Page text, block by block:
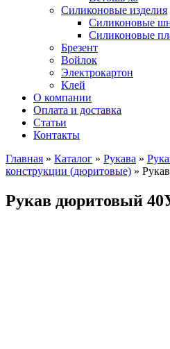
Силиконовые изделия
Силиконовые
Силиконовые
Брезент
Войлок
Электрокартон
Клей
О компании
Оплата и доставка
Статьи
Контакты
Главная » Каталог » Рукава »
конструкции (дюритовые) »
Рукав дюритовый